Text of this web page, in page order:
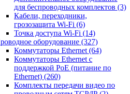
для беспроводных комплектов (3)
Кабели, переходники,
грозозащита Wi-Fi (6)
Точка доступа Wi-Fi (14)
оборудование (327)
Коммутаторы Ethernet (64)
Коммутаторы Ethernet с
поддержкой PoE (питание по
Ethernet) (260)
Комплекты передачи видео по